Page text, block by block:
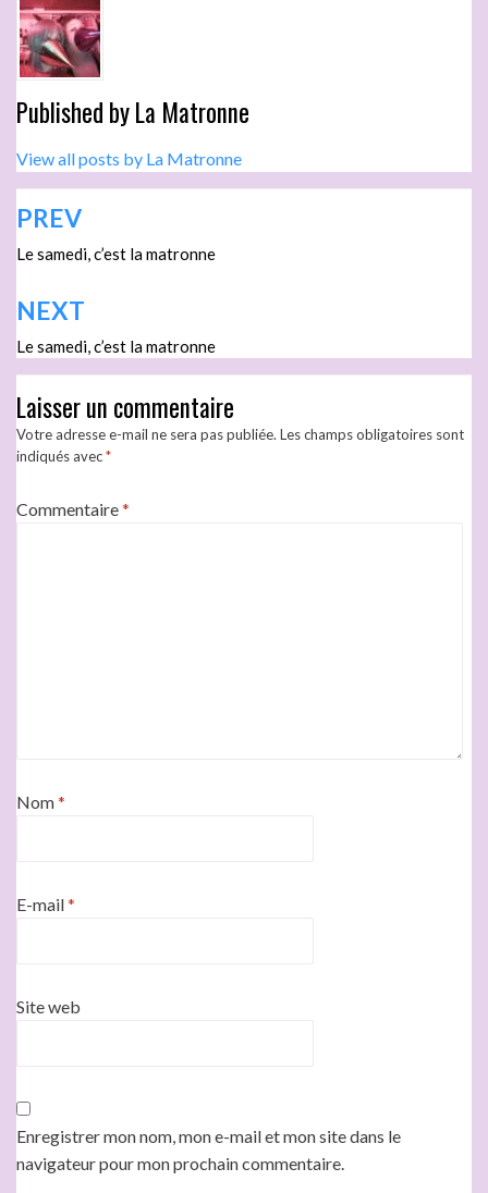
Published byLa Matronne
View all posts by La Matronne
PREV
Le samedi, c’est la matronne
NEXT
Le samedi, c’est la matronne
Laisser un commentaire
Votre adresse e-mail ne sera pas publiée. Les champs obligatoires sont
indiqués avec*
Commentaire*
Nom*
E-mail*
Site web
Enregistrer mon nom, mon e-mail et mon site dans le
navigateur pour mon prochain commentaire.